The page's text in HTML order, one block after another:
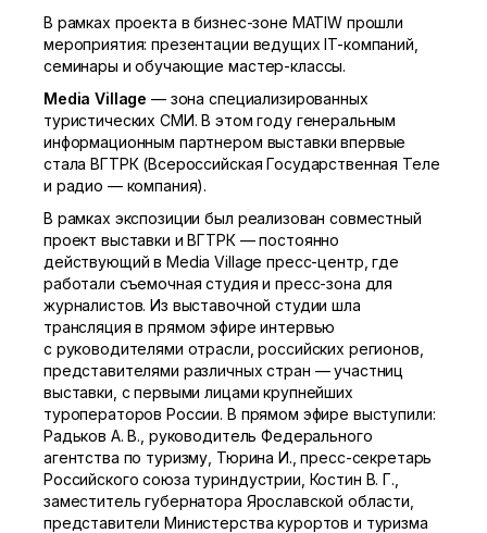
В рамках проекта в бизнес-зоне MATIW прошли
мероприятия: презентации ведущих IT-компаний,
семинары и обучающие мастер-классы.
Media Village — зона специализированных
туристических СМИ. В этом году генеральным
информационным партнером выставки впервые
стала ВГТРК (Всероссийская Государственная Теле
и радио — компания).
В рамках экспозиции был реализован совместный
проект выставки и ВГТРК — постоянно
действующий в Media Village пресс-центр, где
работали съемочная студия и пресс-зона для
журналистов. Из выставочной студии шла
трансляция в прямом эфире интервью
с руководителями отрасли, российских регионов,
представителями различных стран — участниц
выставки, с первыми лицами крупнейших
туроператоров России. В прямом эфире выступили:
Радьков А. В., руководитель Федерального
агентства по туризму, Тюрина И., пресс-секретарь
Российского союза туриндустрии, Костин В. Г.,
заместитель губернатора Ярославской области,
представители Министерства курортов и туризма